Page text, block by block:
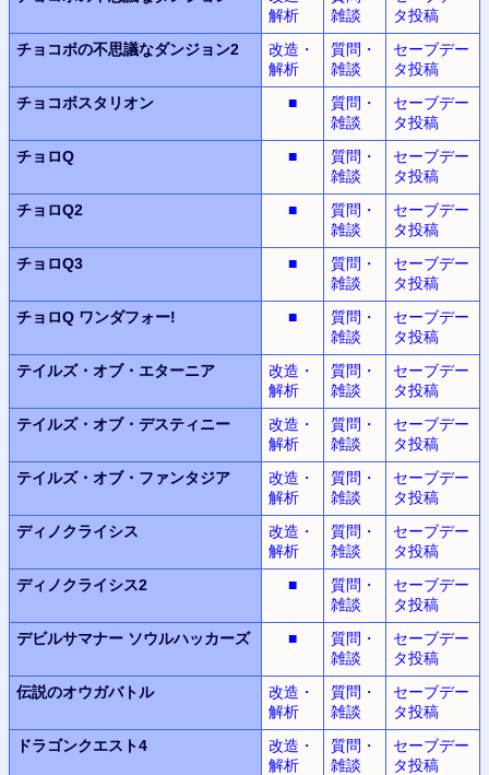
解析
雑談
タ投稿
チョコボの不思議なダンジョン2
改造・
解析
質問・
雑談
セーブデー
タ投稿
チョコボスタリオン
■
質問・
雑談
セーブデー
タ投稿
チョロQ
■
質問・
雑談
セーブデー
タ投稿
チョロQ2
■
質問・
雑談
セーブデー
タ投稿
チョロQ3
■
質問・
雑談
セーブデー
タ投稿
チョロQ ワンダフォー! ■
質問・
雑談
セーブデー
タ投稿
テイルズ・オブ・エターニア
改造・
解析
質問・
雑談
セーブデー
タ投稿
テイルズ・オブ・デスティニー
改造・
解析
質問・
雑談
セーブデー
タ投稿
テイルズ・オブ・ファンタジア
改造・
解析
質問・
雑談
セーブデー
タ投稿
ディノクライシス
改造・
解析
質問・
雑談
セーブデー
タ投稿
ディノクライシス2
■
質問・
雑談
セーブデー
タ投稿
デビルサマナー ソウルハッカーズ ■
質問・
雑談
セーブデー
タ投稿
伝説のオウガバトル
改造・
解析
質問・
雑談
セーブデー
タ投稿
ドラゴンクエスト4
改造・
解析
質問・
雑談
セーブデー
タ投稿